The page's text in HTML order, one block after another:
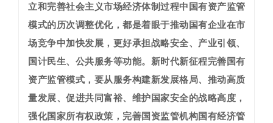
立和完善社会主义市场经济体制过程中国有资产监管
模式的历次调整优化，都是着眼于推动国有企业在市
场竞争中加快发展，更好承担战略安全、产业引领、
国计民生、公共服务等功能。新时代新征程完善国有
资产监管模式，要从服务构建新发展格局、推动高质
量发展、促进共同富裕、维护国家安全的战略高度，
强化国家所有权政策，完善国资监管机构国有经济管